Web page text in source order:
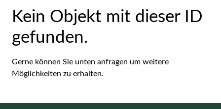
Kein Objekt mit dieser ID
gefunden.
Gerne können Sie unten anfragen um weitere
Möglichkeiten zu erhalten.